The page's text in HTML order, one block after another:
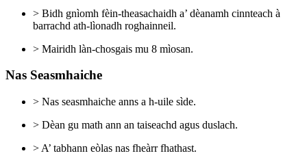
> Bidh gnìomh fèin-theasachaidh a’ dèanamh cinnteach à
barrachd ath-lìonadh roghainneil.
> Mairidh làn-chosgais mu 8 mìosan.
Nas Seasmhaiche
> Nas seasmhaiche anns a h-uile sìde.
> Dèan gu math ann an taiseachd agus duslach.
> A’ tabhann eòlas nas fheàrr fhathast.